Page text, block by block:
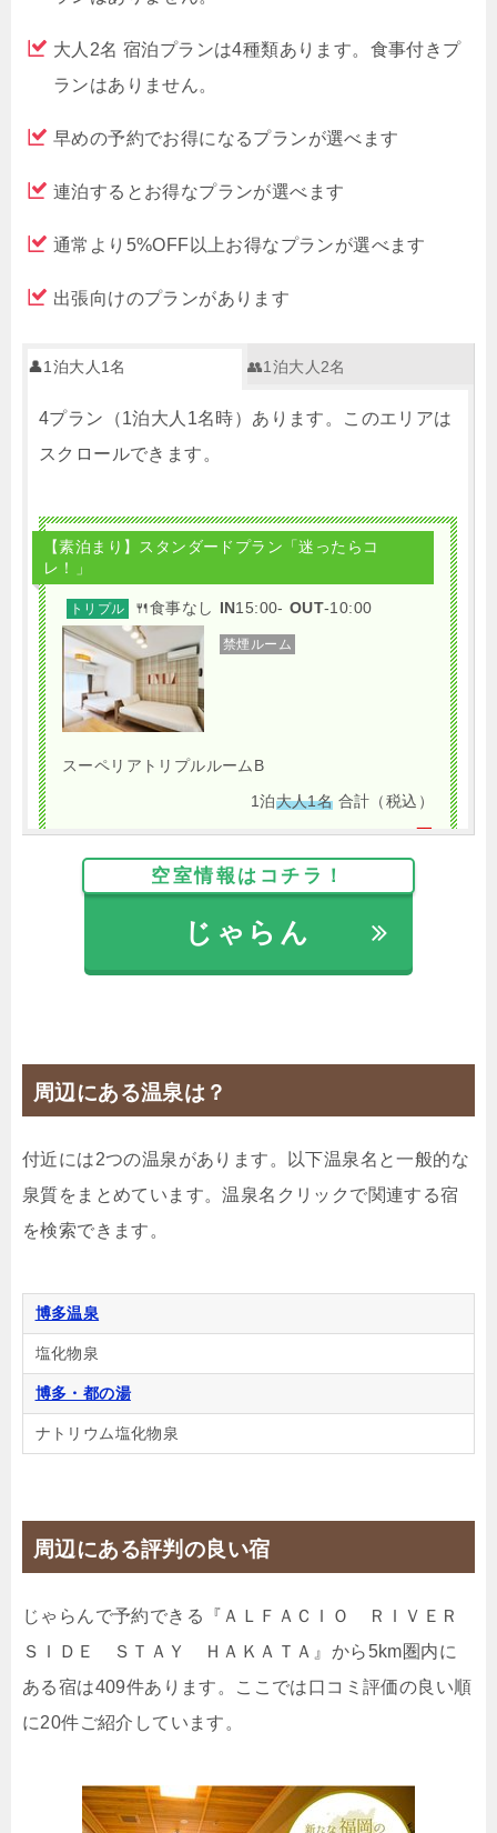
大人2名 宿泊プランは4種類あります。食事付きプ
ランはありません。
早めの予約でお得になるプランが選べます
連泊するとお得なプランが選べます
通常より5%OFF以上お得なプランが選べます
出張向けのプランがあります
👤1泊大人1名 👥1泊大人2名
4プラン（1泊大人1名時）あります。このエリアは
スクロールできます。
【素泊まり】スタンダードプラン「迷ったらコ
レ！」
トリプル 🍴食事なし IN15:00- OUT-10:00
禁煙ルーム
スーペリアトリプルルームB
1泊大人1名 合計（税込）
2,778円
【選べるお部屋と価格】
スーペリアトリプルルームB
3,007円ファミリールームA
じゃらんで確認する
【早期割90】90日前までの予約で20％OFF★早めの
予約でお得に旅行を楽しもう！
その他 🍴食事なし
デラックススイートC
6,933円
【選べるお部屋と価格】
6,933円デラックススイートC
4,533円ファミリールームA
【長期滞在】最大50％OFF☆出張でも観光でも「4
連泊以上」ならこちらで決まり！
空室情報はコチラ！
じゃらん
周辺にある温泉は？
付近には2つの温泉があります。以下温泉名と一般的な
泉質をまとめています。温泉名クリックで関連する宿
を検索できます。
博多温泉
塩化物泉
博多・都の湯
ナトリウム塩化物泉
周辺にある評判の良い宿
じゃらんで予約できる『ＡＬＦＡＣＩＯ ＲＩＶＥＲ
ＳＩＤＥ ＳＴＡＹ ＨＡＫＡＴＡ』から5km圏内に
ある宿は409件あります。ここでは口コミ評価の良い順
に20件ご紹介しています。